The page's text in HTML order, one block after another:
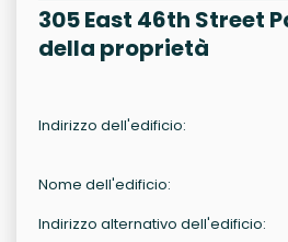
305 East 46th Street
della proprietà
Indirizzo dell'edificio:
Nome dell'edificio:
Indirizzo alternativo dell'edificio: